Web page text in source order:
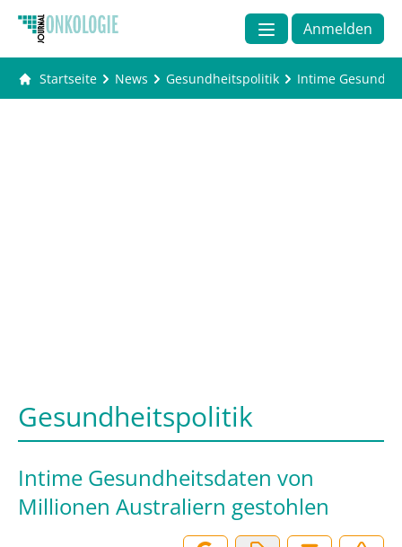
Anmelden
Startseite News Gesundheitspolitik Intime
Gesundheitspolitik
Intime Gesundheitsdaten von
Millionen Australiern gestohlen